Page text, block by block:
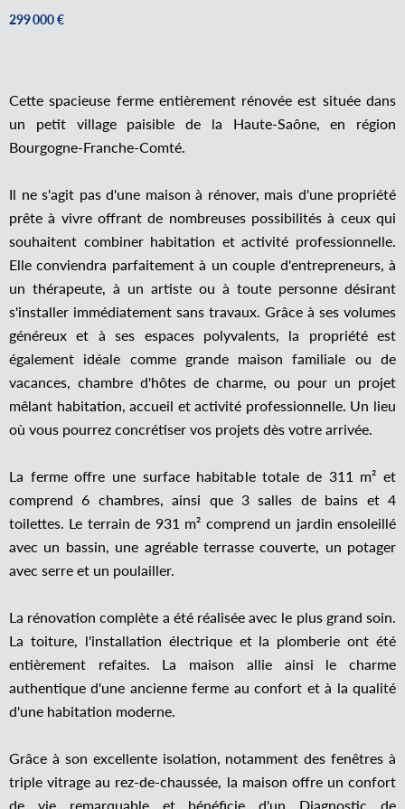
299 000 €
Cette spacieuse ferme entièrement rénovée est située dans
un petit village paisible de la Haute-Saône, en région
Bourgogne-Franche-Comté.
Il ne s'agit pas d'une maison à rénover, mais d'une propriété
prête à vivre offrant de nombreuses possibilités à ceux qui
souhaitent combiner habitation et activité professionnelle.
Elle conviendra parfaitement à un couple d'entrepreneurs, à
un thérapeute, à un artiste ou à toute personne désirant
s'installer immédiatement sans travaux. Grâce à ses volumes
généreux et à ses espaces polyvalents, la propriété est
également idéale comme grande maison familiale ou de
vacances, chambre d'hôtes de charme, ou pour un projet
mêlant habitation, accueil et activité professionnelle. Un lieu
où vous pourrez concrétiser vos projets dès votre arrivée.
La ferme offre une surface habitable totale de 311 m² et
comprend 6 chambres, ainsi que 3 salles de bains et 4
toilettes. Le terrain de 931 m² comprend un jardin ensoleillé
avec un bassin, une agréable terrasse couverte, un potager
avec serre et un poulailler.
La rénovation complète a été réalisée avec le plus grand soin.
La toiture, l'installation électrique et la plomberie ont été
entièrement refaites. La maison allie ainsi le charme
authentique d'une ancienne ferme au confort et à la qualité
d'une habitation moderne.
Grâce à son excellente isolation, notamment des fenêtres à
triple vitrage au rez-de-chaussée, la maison offre un confort